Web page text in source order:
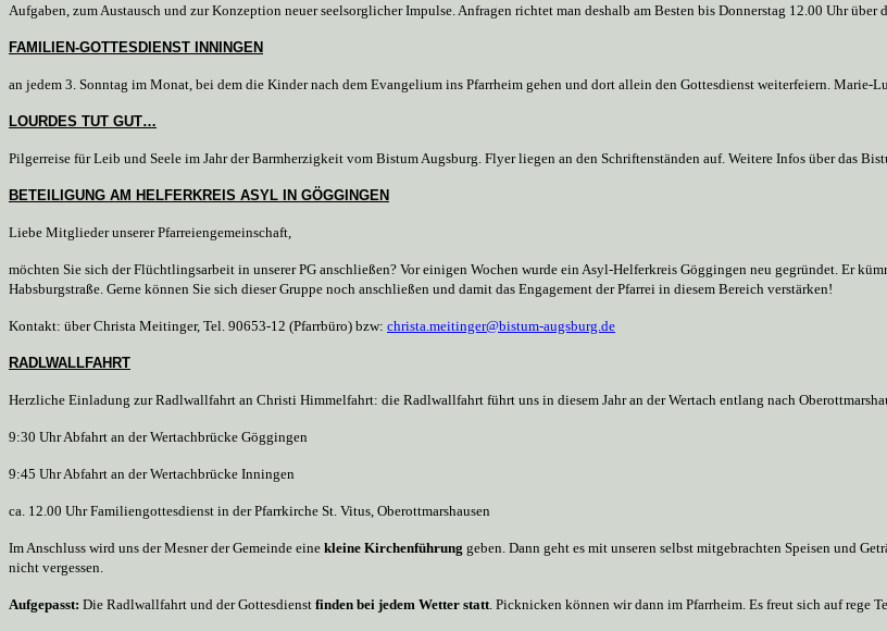
Aufgaben, zum Austausch und zur Konzeption neuer seelsorglicher Impulse. Anfragen richtet man deshalb am Besten bis Donnerstag 12.00 Uhr über
FAMILIEN-GOTTESDIENST INNINGEN
an jedem 3. Sonntag im Monat, bei dem die Kinder nach dem Evangelium ins Pfarrheim gehen und dort allein den Gottesdienst weiterfeiern. Marie-
LOURDES TUT GUT…
Pilgerreise für Leib und Seele im Jahr der Barmherzigkeit vom Bistum Augsburg. Flyer liegen an den Schriftenständen auf. Weitere Infos über das
BETEILIGUNG AM HELFERKREIS ASYL IN GÖGGINGEN
Liebe Mitglieder unserer Pfarreiengemeinschaft,
möchten Sie sich der Flüchtlingsarbeit in unserer PG anschließen? Vor einigen Wochen wurde ein Asyl-Helferkreis Göggingen neu gegründet. Er
Habsburgstraße. Gerne können Sie sich dieser Gruppe noch anschließen und damit das Engagement der Pfarrei in diesem Bereich verstärken!
Kontakt: über Christa Meitinger, Tel. 90653-12 (Pfarrbüro) bzw: christa.meitinger@bistum-augsburg.de
RADLWALLFAHRT
Herzliche Einladung zur Radlwallfahrt an Christi Himmelfahrt: die Radlwallfahrt führt uns in diesem Jahr an der Wertach entlang nach
9:30 Uhr Abfahrt an der Wertachbrücke Göggingen
9:45 Uhr Abfahrt an der Wertachbrücke Inningen
ca. 12.00 Uhr Familiengottesdienst in der Pfarrkirche St. Vitus, Oberottmarshausen
Im Anschluss wird uns der Mesner der Gemeinde eine kleine Kirchenführung geben. Dann geht es mit unseren selbst mitgebrachten Speisen und
nicht vergessen.
Aufgepasst: Die Radlwallfahrt und der Gottesdienst finden bei jedem Wetter statt . Picknicken können wir dann im Pfarrheim. Es freut sich auf rege